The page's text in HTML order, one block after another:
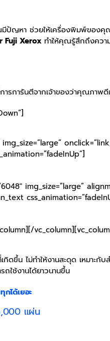
ปัญหา ช่วยให้เครื่องพิมพ์ของคุ
Fuji Xerox ทำให้คุณรู้สึกถึงควา
รการันตีจากเจ้าของว่าคุณภาพ
img_size=”large”
ขึ้น ไม่ทำให้งานสะดุด เหมาะกั
ใช้งานได้ยาวนานขึ้น
ได้เยอะ
แผ่น